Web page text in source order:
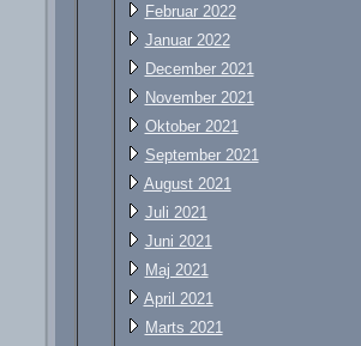
Februar 2022
Januar 2022
December 2021
November 2021
Oktober 2021
September 2021
August 2021
Juli 2021
Juni 2021
Maj 2021
April 2021
Marts 2021